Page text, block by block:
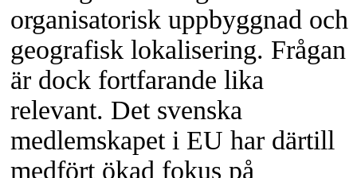
organisatorisk uppbyggnad och
geografisk lokalisering. Frågan
är dock fortfarande lika
relevant. Det svenska
medlemskapet i EU har därtill
medfört ökad fokus på